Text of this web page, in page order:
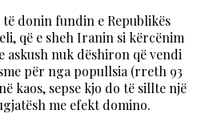
donin fundin e Republikës
që e sheh Iranin si kërcënim
askush nuk dëshiron që vendi
për nga popullsia (rreth 93
kaos, sepse kjo do të sillte një
me efekt domino.